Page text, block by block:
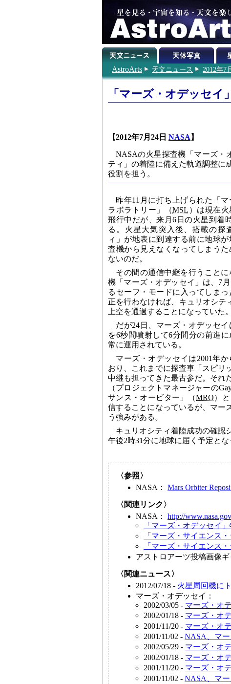
AstroArts 天文ニュース 2012年7
「マーズ・オデッセ
【2012年7月24日 NASA 】
NASAの火星探査機「マーズ・
ティ」の着陸に備えた軌道調整に
役割を担う。
昨年11月に打ち上げられた「マ
ラボラトリー」（MSL ）は現在
飛行中だが、来月6日の火星到着
る。火星大気突入後、搭載の探
ィ」が地表に到達する前に地球
査機から見えなくなってしまうた
ないのだ。
その間の通信中継を行うことに
機「マーズ・オデッセイ」は、7
るセーフ・モードに入ってしま
正を行わなければ、キュリオシテ
上空を通過することになっていた。
だが24日、マーズ・オデッセ
を6秒間噴射して6分間分の前進
常に運用されている。
マーズ・オデッセイは2001年
おり、これまでに探査車「スピリ
中継も担ってきた最古参だ。それ
（プロジェクトマネージャーの
サンス・オービター」（MRO）
信することになっているが、マー
う強みがある。
キュリオシティ着陸成功の確認
午後2時31分に地球に届く予定とな
〈参照〉
NASA： Mars Orbiter
〈関連リンク〉
NASA： http://
「マーズ・オデッセイ
「マーズ・サイエンス
「マーズ・サイエンス
アストロアーツ投稿画像ギ
〈関連ニュース〉
2012/07/18 - 火星周回機に
マーズ・オデッセイ：
2002/03/05 - マーズ・オ
2002/01/18 - マーズ・オ
2001/11/20 - マーズ・オ
2001/11/02 - NASA、マ
2002/05/29 - マーズ・オ
2002/01/18 - マーズ・オ
2001/11/20 - マーズ・オ
2001/11/02 - NASA、マ